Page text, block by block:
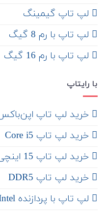
لپ تاپ گیمینگ
لپ تاپ با رم 8 گیگ
لپ تاپ با رم 16 گیگ
با رایتاپ
خرید لپ تاپ
خرید لپ تاپ Core i5
‌‌ خرید لپ تاپ 15 اینچی
خرید لپ تاپ DDR5
لپ تاپ با پردازنده Intel